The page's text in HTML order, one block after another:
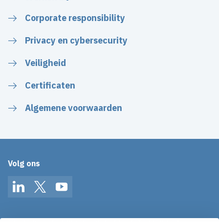
Corporate responsibility
Privacy en cybersecurity
Veiligheid
Certificaten
Algemene voorwaarden
Volg ons
LinkedInTwitterYouTube